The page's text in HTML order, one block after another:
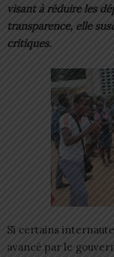
visant à réduire les
transparence, elle
critiques.
Si certains
avancé par le